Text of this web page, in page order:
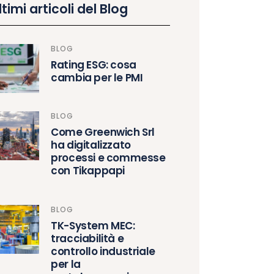
articoli del Blog
Rating ESG: cosa
cambia per le PMI
BLOG
Come Greenwich Srl
ha digitalizzato
processi e commesse
con Tikappapi
BLOG
TK-System MEC:
tracciabilità e
controllo industriale
per la
BLOG